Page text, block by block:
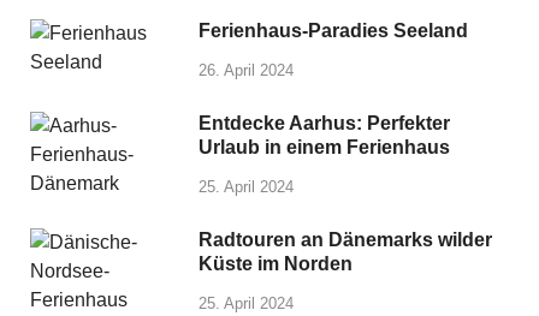
Ferienhaus-Paradies Seeland
26. April 2024
Entdecke Aarhus: Perfekter
Urlaub in einem Ferienhaus
25. April 2024
Radtouren an Dänemarks wilder
Küste im Norden
25. April 2024